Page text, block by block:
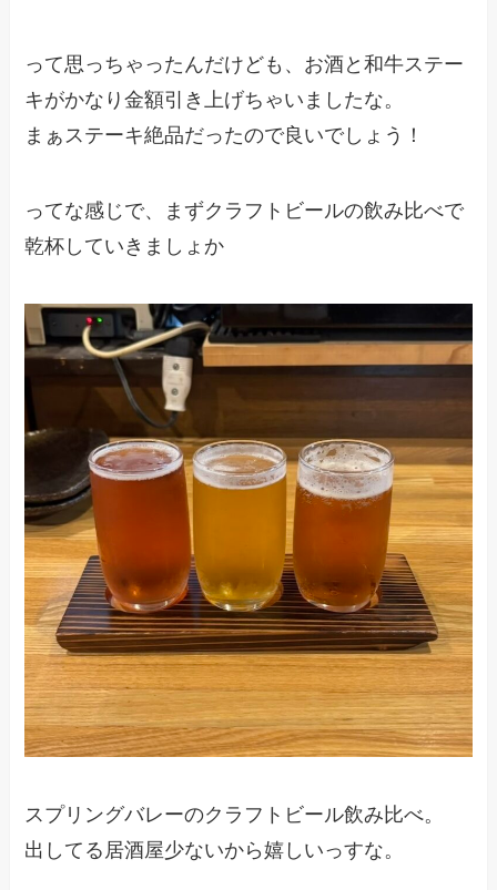
って思っちゃったんだけども、お酒と和牛ステー
キがかなり金額引き上げちゃいましたな。
まぁステーキ絶品だったので良いでしょう！
ってな感じで、まずクラフトビールの飲み比べで
乾杯していきましょか
スプリングバレーのクラフトビール飲み比べ。
出してる居酒屋少ないから嬉しいっすな。